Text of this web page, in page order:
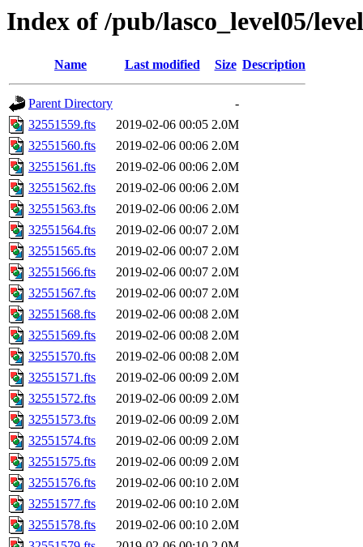
Index of /pub/lasco_level05/
Name Last modified Size Description
Parent Directory
-
32551559.fts
2019-02-06 00:05 2.0M
32551560.fts
2019-02-06 00:06 2.0M
32551561.fts
2019-02-06 00:06 2.0M
32551562.fts
2019-02-06 00:06 2.0M
32551563.fts
2019-02-06 00:06 2.0M
32551564.fts
2019-02-06 00:07 2.0M
32551565.fts
2019-02-06 00:07 2.0M
32551566.fts
2019-02-06 00:07 2.0M
32551567.fts
2019-02-06 00:07 2.0M
32551568.fts
2019-02-06 00:08 2.0M
32551569.fts
2019-02-06 00:08 2.0M
32551570.fts
2019-02-06 00:08 2.0M
32551571.fts
2019-02-06 00:09 2.0M
32551572.fts
2019-02-06 00:09 2.0M
32551573.fts
2019-02-06 00:09 2.0M
32551574.fts
2019-02-06 00:09 2.0M
32551575.fts
2019-02-06 00:09 2.0M
32551576.fts
2019-02-06 00:10 2.0M
32551577.fts
2019-02-06 00:10 2.0M
32551578.fts
2019-02-06 00:10 2.0M